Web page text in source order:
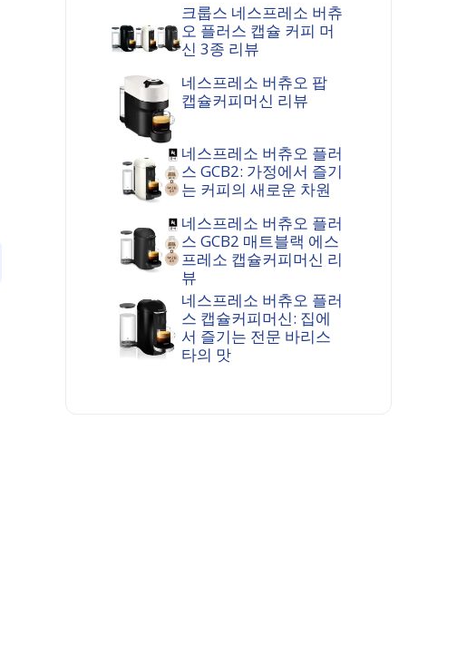
크룹스 네스프레소 버츄
오 플러스 캡슐 커피 머
신 3종 리뷰
네스프레소 버츄오 팝
캡슐커피머신 리뷰
네스프레소 버츄오 플러
스 GCB2: 가정에서 즐기
는 커피의 새로운 차원
네스프레소 버츄오 플러
스 GCB2 매트블랙 에스
프레소 캡슐커피머신 리
뷰
네스프레소 버츄오 플러
스 캡슐커피머신: 집에
서 즐기는 전문 바리스
타의 맛